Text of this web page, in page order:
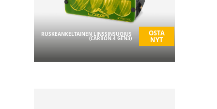
RUSKEANKELTAINEN LINSSINSUOJUS
(CARBON-4 GEN3)
OSTA
NYT